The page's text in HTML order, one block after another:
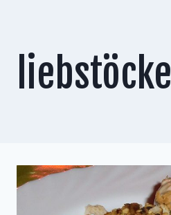
liebstöckel